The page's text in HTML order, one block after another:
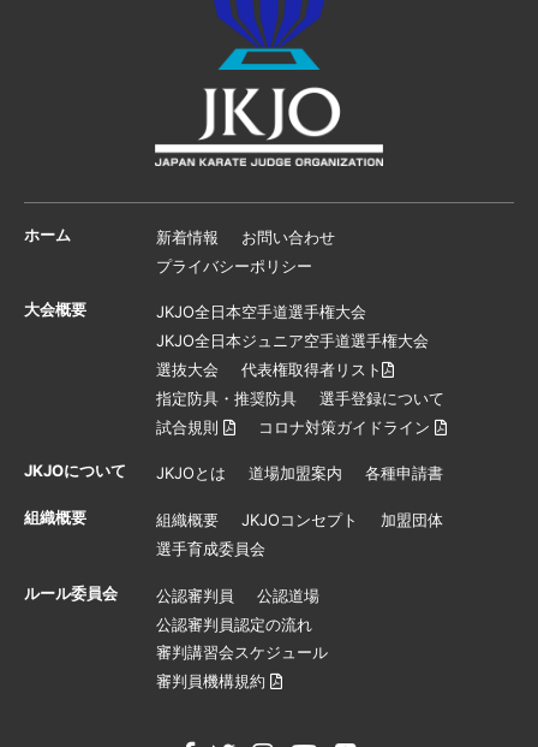
ホーム 新着情報
お問い合わせ
プライバシーポリシー
大会概要
JKJO全日本空手道選手権大会
JKJO全日本ジュニア空手道選手権大会
選抜大会
代表権取得者リスト
指定防具・推奨防具
選手登録について
試合規則
コロナ対策ガイドライン
JKJOについて JKJOとは 道場加盟案内 各種申請書
組織概要 組織概要 JKJOコンセプト
加盟団体
選手育成委員会
ルール委員会 公認審判員
公認道場
公認審判員認定の流れ
審判講習会スケジュール
審判員機構規約